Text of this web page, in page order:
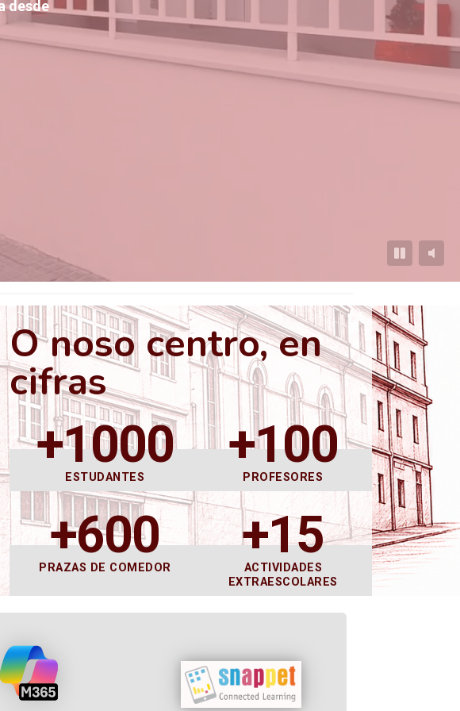
desde
O noso centro, en
cifras
+1000
ESTUDANTES
+100
PROFESORES
+600
PRAZAS DE COMEDOR
+15
ACTIVIDADES
EXTRAESCOLARES